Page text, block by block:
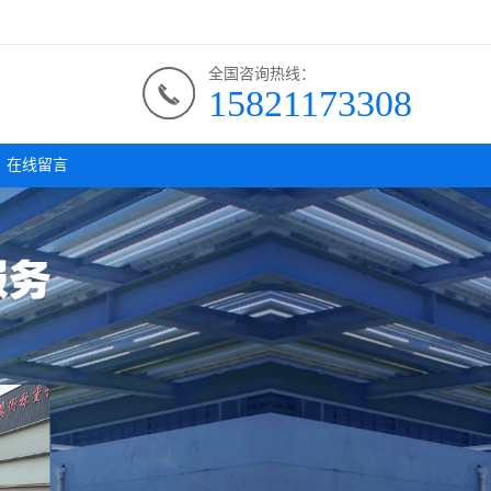
全国咨询热线：
15821173308
在线留言